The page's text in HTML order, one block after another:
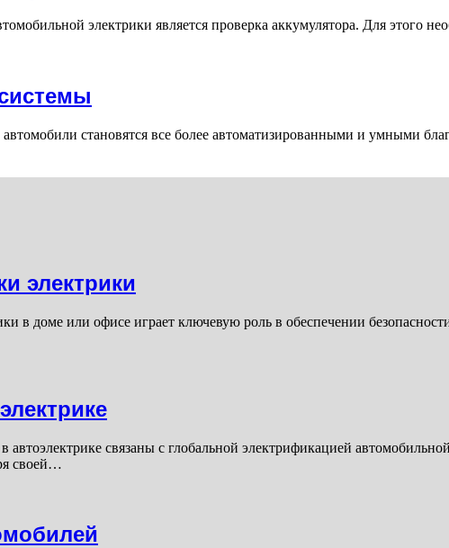
электрики является проверка аккумулятора. Для этого
становятся все более автоматизированными и умными
электрики
в доме или офисе играет ключевую роль в обеспечении
связаны с глобальной электрификацией
своей…